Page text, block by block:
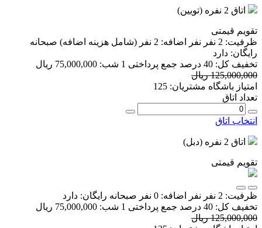
اتاق 2 نفره (تویین)
تقویم قیمتی
ظرفیت: 2 نفر نفر اضافه: 2 نفر (شامل هزینه اضافه) صبحانه
رایگان: دارد
تخفیف کل: 40 درصد جمع پرداختی 1 شب:
75,000,000 ریال
125,000,000 ریال
امتیاز باشگاه مشتریان: 125
تعداد اتاق
انتخاب اتاق
اتاق 2 نفره (دبل)
تقویم قیمتی
ظرفیت: 2 نفر نفر اضافه: 0 نفر صبحانه رایگان: دارد
تخفیف کل: 40 درصد جمع پرداختی 1 شب:
75,000,000 ریال
125,000,000 ریال